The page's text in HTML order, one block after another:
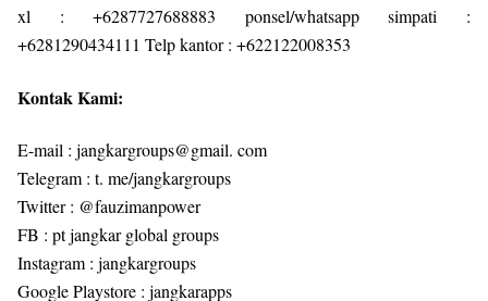
xl : +6287727688883 ponsel/whatsapp simpati :
+6281290434111 Telp kantor : +622122008353
Kontak Kami:
E-mail : jangkargroups@gmail. com
Telegram : t. me/jangkargroups
Twitter : @fauzimanpower
FB : pt jangkar global groups
Instagram : jangkargroups
Google Playstore : jangkarapps